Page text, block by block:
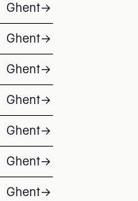
Ghent→
Ghent→
Ghent→
Ghent→
Ghent→
Ghent→
Ghent→